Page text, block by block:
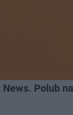
News. Polub